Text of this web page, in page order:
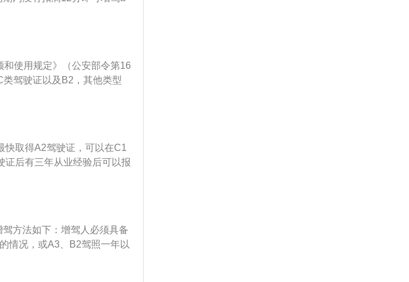
，已取得驾驶小型汽车、小
加中型客车准驾车型的，已
连续二个记分周期内没有记
的，已取得驾驶中型客车或
型客车准驾车型资格一年以
车准驾车型资格二年以上、
内没有记满12分记录。正在
型汽车准驾车型资格，并在
分记录的，可以申请增加大
前最近的连续3个记分周期
事故中造成人员伤亡，且承
准驾车型的，科目一考试合
报考大型客车、牵引车、城
学习驾驶证明满20日后可预
、中型客车、大型货车准驾
安全文明驾驶常识考试。
使用规定》（公安部令第16
驾驶证以及B2，其他类型
升级为A2机动车驾驶证，
下两个条件：①增驾B1前提
，持有C1驾驶证二年以
分记录。②增驾B2前提是年
持有C1驾驶证一年及以上，
12分记录。在取得B1或B2
等。②取得驾驶证B1或B2准
上，并在申请前最近连续二
驶证的，申请增驾，应当在
方面相差较大，所以不能直
快取得A2驾驶证，可以在C1
证后有三年从业经验后可以报
还可以通过第二种方法来进
证增驾的形式考试。根据
安部令第123号)办理增驾需
请增加准驾车型的，应当在
分记录。申请增加中型客
规定：申请增加中型客车准
方法如下：增驾人必须具备
情况，或A3、B2驾照一年以
驾B1；增驾B1后三年以上